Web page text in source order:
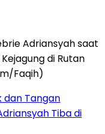
dan Tangan
Tiba di